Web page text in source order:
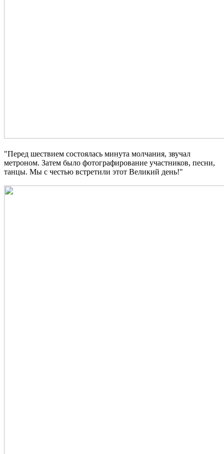
"Перед шествием состоялась минута молчания, звучал
метроном. Затем было фотографирование участников, песни,
танцы. Мы с честью встретили этот Великий день!"